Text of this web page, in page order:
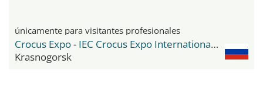
únicamente para visitantes profesionales
Crocus Expo - IEC Crocus Expo International Exhibition Centre
Krasnogorsk